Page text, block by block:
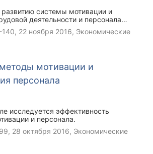
системы мотивации.
системы мотивации и
деятельности и персонала
Автором показано, что
трудовой деятельности -
производительности труда. На
140, 22 ноября 2016, Экономические
мотивации и
персонала
исследуется эффективность
и персонала.
28 октября 2016, Экономические